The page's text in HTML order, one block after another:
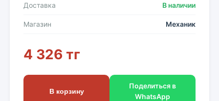
Доставка В наличии
Магазин Механик
4 326 тг
В корзину
Поделиться в
WhatsApp